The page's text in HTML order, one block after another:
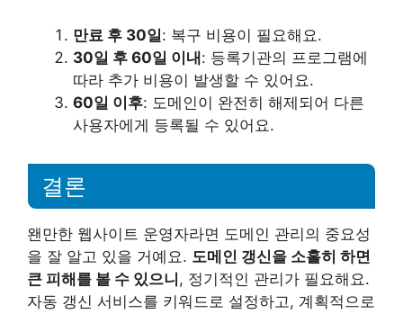
만료 후 30일: 복구 비용이 필요해요.
30일 후 60일 이내 : 등록기관의 프로그램에
따라 추가 비용이 발생할 수 있어요.
60일 이후: 도메인이 완전히 해제되어 다른
사용자에게 등록될 수 있어요.
결론
왠만한 웹사이트 운영자라면 도메인 관리의 중요성
을 잘 알고 있을 거예요. 도메인 갱신을 소홀히 하면
큰 피해를 볼 수 있으니 , 정기적인 관리가 필요해요.
자동 갱신 서비스를 키워드로 설정하고, 계획적으로